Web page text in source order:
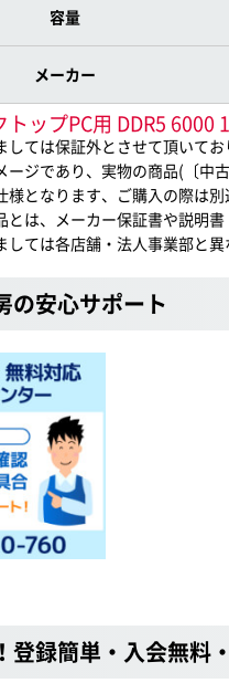
容量
メーカー
トップPC用 DDR5
ては保証外とさせて頂いてお
ジであり、実物の商品(〔中
となります、ご購入の際は別
は、メーカー保証書や説明書
ては各店舗・法人事業部と異
の安心サポート
登録簡単・入会無料